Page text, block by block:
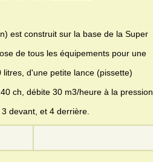
est construit sur la base de la Super
de tous les équipements pour une
d'une petite lance (pissette)
ch, débite 30 m3/heure à la pression
devant, et 4 derrière.